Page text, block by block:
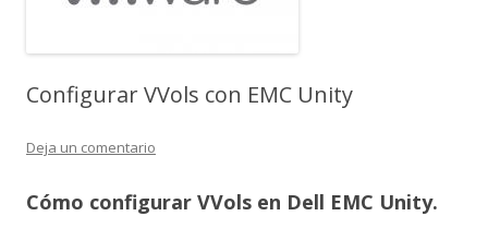
Configurar VVols con EMC Unity
Deja un comentario
Cómo configurar VVols en Dell EMC Unity.